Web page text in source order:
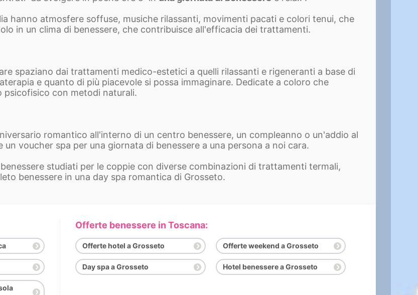
hanno atmosfere soffuse, musiche rilassanti, movimenti pacati e colori tenui, che
in un clima di benessere, che contribuisce all'efficacia dei trattamenti.
spaziano dai trattamenti medico-estetici a quelli rilassanti e rigeneranti a base di
e quanto di più piacevole si possa immaginare. Dedicate a coloro che
psicofisico con metodi naturali.
romantico all'interno di un centro benessere, un compleanno o un'addio al
voucher spa per una giornata di benessere a una persona a noi cara.
studiati per le coppie con diverse combinazioni di trattamenti termali,
benessere in una day spa romantica di Grosseto.
Offerte benessere in Toscana:
Offerte hotel a Grosseto Offerte weekend a Grosseto
Day spa a Grosseto Hotel benessere a Grosseto